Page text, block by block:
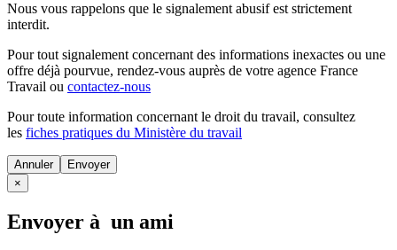
Nous vous rappelons que le signalement abusif est strictement
interdit.
Pour tout signalement concernant des informations inexactes ou une
offre déjà pourvue, rendez-vous auprès de votre agence France
Travail ou contactez-nous
Pour toute information concernant le droit du travail, consultez
les fiches pratiques du Ministère du travail
Annuler
×
Envoyer à un ami